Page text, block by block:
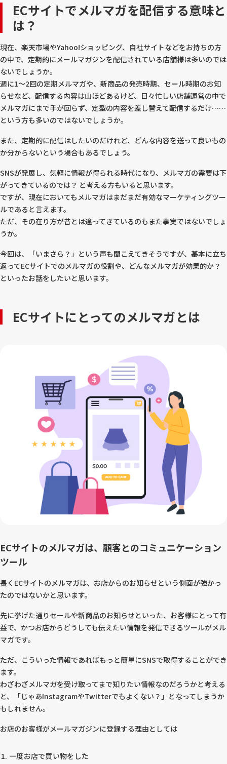
ECサイトでメルマガを配信する意味と
は？
現在、楽天市場やYahoo!ショッピング、自社サイトなどをお持ちの方
の中で、定期的にメールマガジンを配信されている店舗様は多いのでは
ないでしょうか。
週に1～2回の定期メルマガや、新商品の発売時期、セール時期のお知
らせなど、配信する内容は山ほどあるけど、日々忙しい店舗運営の中で
メルマガにまで手が回らず、定型の内容を差し替えて配信するだけ……
という方も多いのではないでしょうか。
また、定期的に配信はしたいのだけれど、どんな内容を送って良いもの
か分からないという場合もあるでしょう。
SNSが発展し、気軽に情報が得られる時代になり、メルマガの需要は下
がってきているのでは？ と考える方もいると思います。
ですが、現在においてもメルマガはまだまだ有効なマーケティングツー
ルであると言えます。
ただ、その在り方が昔とは違ってきているのもまた事実ではないでしょ
うか。
今回は、「いまさら？」という声も聞こえてきそうですが、基本に立ち
返ってECサイトでのメルマガの役割や、どんなメルマガが効果的か？
といったお話をしたいと思います。
ECサイトにとってのメルマガとは
ECサイトのメルマガは、顧客とのコミュニケーション
ツール
長くECサイトのメルマガは、お店からのお知らせという側面が強かっ
たのではないかと思います。
先に挙げた通りセールや新商品のお知らせといった、お客様にとって有
益で、かつお店からどうしても伝えたい情報を発信できるツールがメル
マガです。
ただ、こういった情報であればもっと簡単にSNSで取得することができ
ます。
わざわざメルマガを受け取ってまで知りたい情報なのだろうかと考える
と、「じゃあInstagramやTwitterでもよくない？」となってしまうか
もしれません。
お店のお客様がメールマガジンに登録する理由としては
一度お店で買い物をした